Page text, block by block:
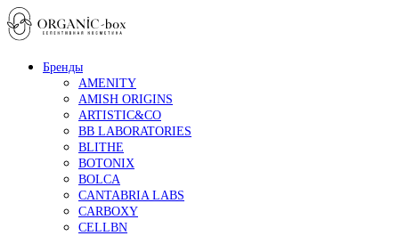
Бренды
AMENITY
AMISH ORIGINS
ARTISTIC&CO
BB LABORATORIES
BLITHE
BOTONIX
BOLCA
CANTABRIA LABS
CARBOXY
CELLBN